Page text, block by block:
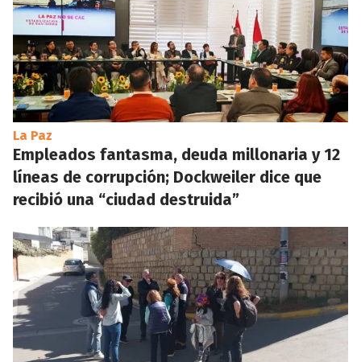
La Paz
Empleados fantasma, deuda millonaria y 12
líneas de corrupción; Dockweiler dice que
recibió una “ciudad destruida”